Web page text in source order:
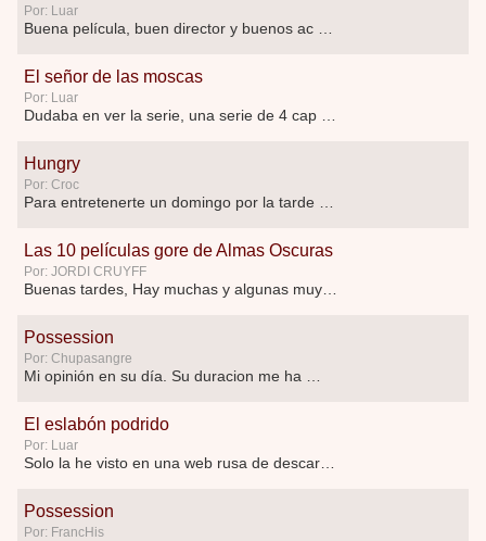
Por: Luar
Buena película, buen director y buenos ac …
El señor de las moscas
Por: Luar
Dudaba en ver la serie, una serie de 4 cap …
Hungry
Por: Croc
Para entretenerte un domingo por la tarde …
Las 10 películas gore de Almas Oscuras
Por: JORDI CRUYFF
Possession
Por: Chupasangre
Mi opinión en su día. Su duracion me ha …
El eslabón podrido
Por: Luar
Possession
Por: FrancHis